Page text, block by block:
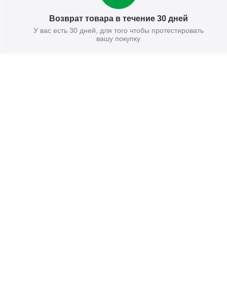
Возврат товара в течение 30 дней
У вас есть 30 дней, для того чтобы протестировать
вашу покупку